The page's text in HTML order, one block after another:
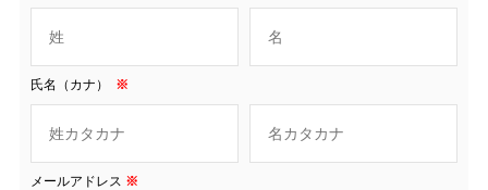
氏名（カナ） ※
メールアドレス ※